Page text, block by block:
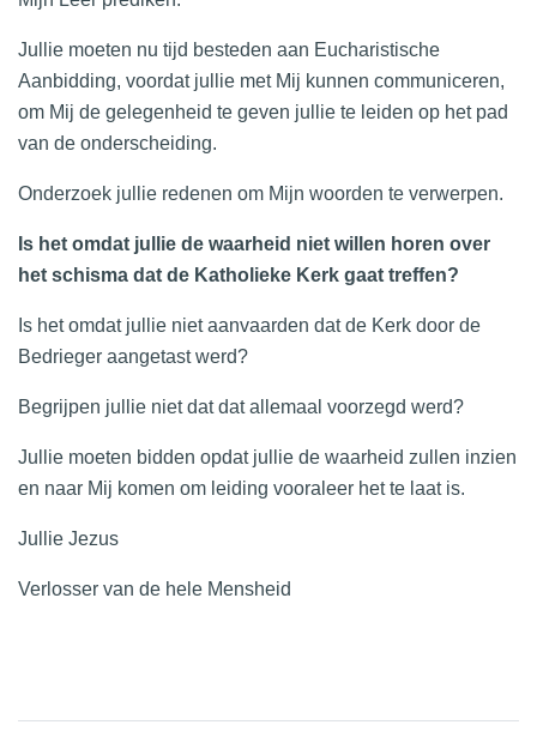
Jullie moeten nu tijd besteden aan Eucharistische
Aanbidding, voordat jullie met Mij kunnen communiceren,
om Mij de gelegenheid te geven jullie te leiden op het pad
van de onderscheiding.
Onderzoek jullie redenen om Mijn woorden te verwerpen.
Is het omdat jullie de waarheid niet willen horen over
het schisma dat de Katholieke Kerk gaat treffen?
Is het omdat jullie niet aanvaarden dat de Kerk door de
Bedrieger aangetast werd?
Begrijpen jullie niet dat dat allemaal voorzegd werd?
Jullie moeten bidden opdat jullie de waarheid zullen inzien
en naar Mij komen om leiding vooraleer het te laat is.
Jullie Jezus
Verlosser van de hele Mensheid